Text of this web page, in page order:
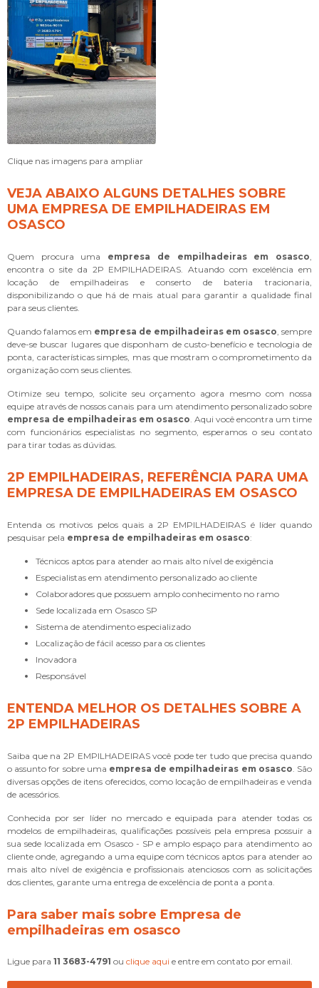
Clique nas imagens para ampliar
VEJA ABAIXO ALGUNS DETALHES SOBRE
UMA EMPRESA DE EMPILHADEIRAS EM
OSASCO
Quem procura uma empresa de empilhadeiras em osasco
encontra o site da 2P EMPILHADEIRAS. Atuando com excelência em
locação de empilhadeiras e conserto de bateria tracionaria,
disponibilizando o que há de mais atual para garantir a qualidade final
para seus clientes.
Quando falamos em empresa de empilhadeiras em osasco , sempre
deve-se buscar lugares que disponham de custo-benefício e tecnologia de
ponta, características simples, mas que mostram o comprometimento da
organização com seus clientes.
Otimize seu tempo, solicite seu orçamento agora mesmo com nossa
equipe através de nossos canais para um atendimento personalizado sobre
empresa de empilhadeiras em osasco . Aqui você encontra um time
com funcionários especialistas no segmento, esperamos o seu contato
para tirar todas as dúvidas.
2P EMPILHADEIRAS, REFERÊNCIA PARA UMA
EMPRESA DE EMPILHADEIRAS EM OSASCO
Entenda os motivos pelos quais a 2P EMPILHADEIRAS é líder quando
pesquisar pela empresa de empilhadeiras em osasco:
técnicos aptos para atender ao mais alto nível de exigência
especialistas em atendimento personalizado ao cliente
colaboradores que possuem amplo conhecimento no ramo
sede localizada em Osasco SP
sistema de atendimento especializado
localização de fácil acesso para os clientes
inovadora
responsável
ENTENDA MELHOR OS DETALHES SOBRE A
2P EMPILHADEIRAS
Saiba que na 2P EMPILHADEIRAS você pode ter tudo que precisa quando
o assunto for sobre uma empresa de empilhadeiras em osasco . São
diversas opções de itens oferecidos, como locação de empilhadeiras e venda
de acessórios.
Conhecida por ser líder no mercado e equipada para atender todas os
modelos de empilhadeiras, qualificações possíveis pela empresa possuir a
sua sede localizada em Osasco - SP e amplo espaço para atendimento ao
cliente onde, agregando a uma equipe com técnicos aptos para atender ao
mais alto nível de exigência e profissionais atenciosos com as solicitações
dos clientes, garante uma entrega de excelência de ponta a ponta.
Para saber mais sobre Empresa de
empilhadeiras em osasco
Ligue para 11 3683-4791 ou clique aqui e entre em contato por email.